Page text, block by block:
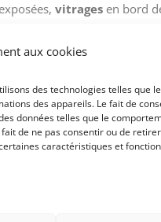
aux cookies
des technologies telles que
des appareils. Le fait de
données telles que le
de ne pas consentir ou de
caractéristiques et
vitrages en bord
Un savoir-faire de
au Havre
de lamenuiserie PVC au
face aux agressions
au Havre
sur site, conseils
adaptée. Le service